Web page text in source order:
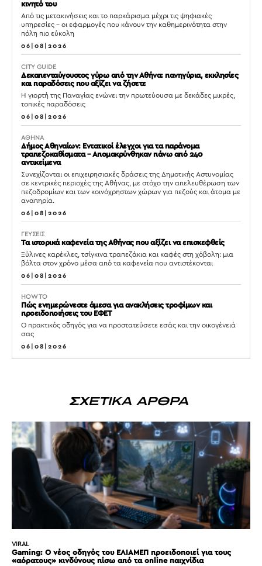
κινητό του
Από τις μετακινήσεις και το παρκάρισμα μέχρι τις ψηφιακές
υπηρεσίες – οι εφαρμογές που κάνουν την καθημερινότητα στην
πόλη πιο εύκολη
06|08|2026
CITY GUIDE
Δεκαπενταύγουστος γύρω από την Αθήνα: πανηγύρια, εκκλησίες
και παραδόσεις που αξίζει να ζήσετε
Η γιορτή της Παναγίας ενώνει την πρωτεύουσα με δεκάδες μικρές,
τοπικές παραδόσεις
06|08|2026
ΑΘΗΝΑ
Δήμος Αθηναίων: Εντατικοί έλεγχοι για τα παράνομα
τραπεζοκαθίσματα – Απομακρύνθηκαν πάνω από 240
αντικείμενα
Συνεχίζονται οι επιχειρησιακές δράσεις της Δημοτικής Αστυνομίας
σε κεντρικές περιοχές της Αθήνας, με στόχο την απελευθέρωση των
πεζοδρομίων και των κοινόχρηστων χώρων για πεζούς και άτομα με
αναπηρία.
06|08|2026
ΓΕΥΣΕΙΣ
Τα ιστορικά καφενεία της Αθήνας που αξίζει να επισκεφθείς
Ξύλινες καρέκλες, τσίγκινα τραπεζάκια και καφές στη χόβολη: μια
βόλτα στον χρόνο μέσα από τα καφενεία που αντιστέκονται
06|08|2026
HOW TO
Πώς ενημερώνεστε άμεσα για ανακλήσεις τροφίμων και
προειδοποιήσεις του ΕΦΕΤ
Ο πρακτικός οδηγός για να προστατεύσετε εσάς και την οικογένειά
σας
06|08|2026
ΣΧΕΤΙΚΑ ΑΡΘΡΑ
VIRAL
Gaming: Ο νέος οδηγός του ΕΛΙΑΜΕΠ προειδοποιεί για τους
«αόρατους» κινδύνους πίσω από τα online παιχνίδια